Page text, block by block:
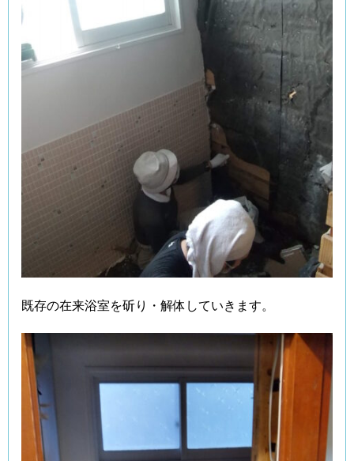
既存の在来浴室を斫り・解体していきます。